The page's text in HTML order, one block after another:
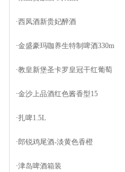
·西凤酒新贵妃醉酒
·金盛豪玛咖养生特制啤酒330m
·教皇新堡圣卡罗皇冠干红葡萄
·金沙上品酒红色酱香型15
·扎啤1.5L
·郎锐鸡尾酒-淡黄色香橙
·津岛啤酒箱装